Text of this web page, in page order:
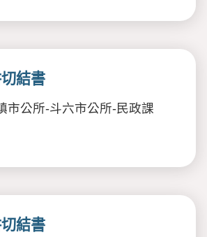
結書
市公所-斗六市公所-民政課
結書